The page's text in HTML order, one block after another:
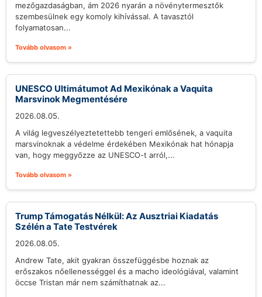
mezőgazdaságban, ám 2026 nyarán a növénytermesztők
szembesülnek egy komoly kihívással. A tavasztól
folyamatosan...
Tovább olvasom »
UNESCO Ultimátumot Ad Mexikónak a Vaquita
Marsvinok Megmentésére
2026.08.05.
A világ legveszélyeztetettebb tengeri emlősének, a vaquita
marsvinoknak a védelme érdekében Mexikónak hat hónapja
van, hogy meggyőzze az UNESCO-t arról,...
Tovább olvasom »
Trump Támogatás Nélkül: Az Ausztriai Kiadatás
Szélén a Tate Testvérek
2026.08.05.
Andrew Tate, akit gyakran összefüggésbe hoznak az
erőszakos nőellenességgel és a macho ideológiával, valamint
öccse Tristan már nem számíthatnak az...